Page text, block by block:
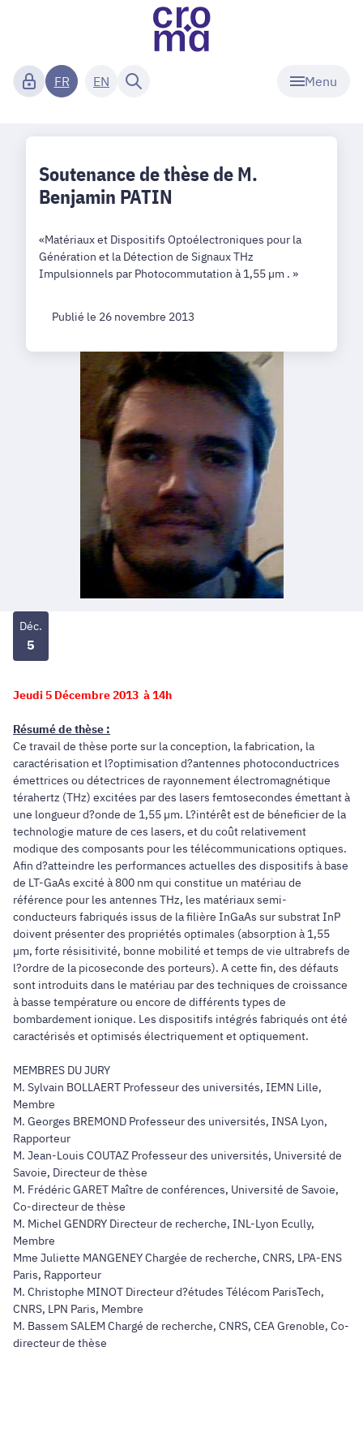
Menu
FR EN
Soutenance de thèse de M.
Benjamin PATIN
«Matériaux et Dispositifs Optoélectroniques pour la
Génération et la Détection de Signaux THz
Impulsionnels par Photocommutation à 1,55 µm . »
Publié le 26 novembre 2013
Déc.
5
Jeudi 5 Décembre 2013 à 14h
Résumé de thèse :
Ce travail de thèse porte sur la conception, la fabrication, la
caractérisation et l?optimisation d?antennes photoconductrices
émettrices ou détectrices de rayonnement électromagnétique
térahertz (THz) excitées par des lasers femtosecondes émettant à
une longueur d?onde de 1,55 µm. L?intérêt est de béneficier de la
technologie mature de ces lasers, et du coût relativement
modique des composants pour les télécommunications optiques.
Afin d?atteindre les performances actuelles des dispositifs à base
de LT-GaAs excité à 800 nm qui constitue un matériau de
référence pour les antennes THz, les matériaux semi-
conducteurs fabriqués issus de la filière InGaAs sur substrat InP
doivent présenter des propriétés optimales (absorption à 1,55
µm, forte résisitivité, bonne mobilité et temps de vie ultrabrefs de
l?ordre de la picoseconde des porteurs). A cette fin, des défauts
sont introduits dans le matériau par des techniques de croissance
à basse température ou encore de différents types de
bombardement ionique. Les dispositifs intégrés fabriqués ont été
caractérisés et optimisés électriquement et optiquement.
MEMBRES DU JURY
M. Sylvain BOLLAERT Professeur des universités, IEMN Lille,
Membre
M. Georges BREMOND Professeur des universités, INSA Lyon,
Rapporteur
M. Jean-Louis COUTAZ Professeur des universités, Université de
Savoie, Directeur de thèse
M. Frédéric GARET Maître de conférences, Université de Savoie,
Co-directeur de thèse
M. Michel GENDRY Directeur de recherche, INL-Lyon Ecully,
Membre
Mme Juliette MANGENEY Chargée de recherche, CNRS, LPA-ENS
Paris, Rapporteur
M. Christophe MINOT Directeur d?études Télécom ParisTech,
CNRS, LPN Paris, Membre
M. Bassem SALEM Chargé de recherche, CNRS, CEA Grenoble, Co-
directeur de thèse